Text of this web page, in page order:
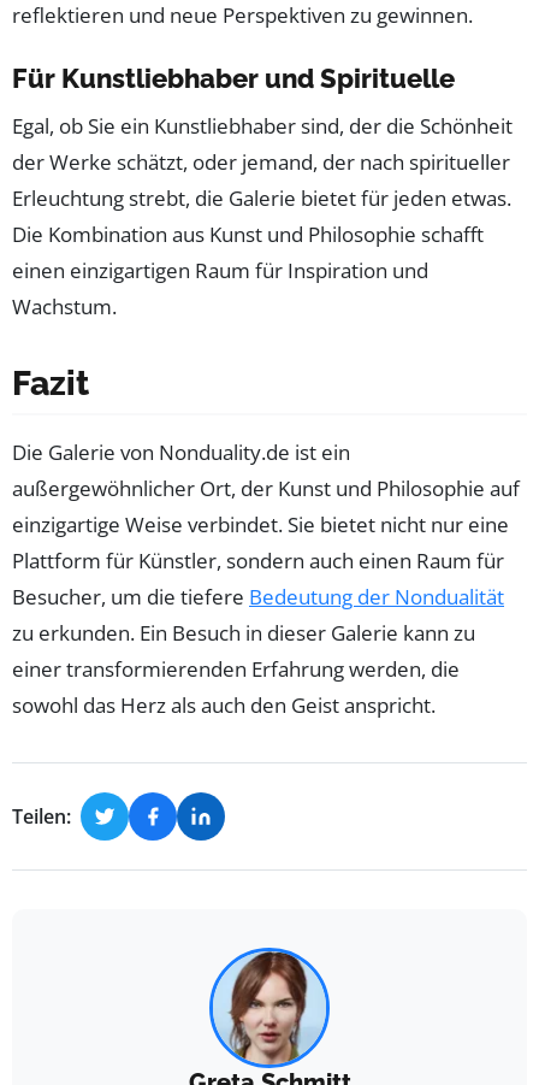
reflektieren und neue Perspektiven zu gewinnen.
Für Kunstliebhaber und Spirituelle
Egal, ob Sie ein Kunstliebhaber sind, der die Schönheit
der Werke schätzt, oder jemand, der nach spiritueller
Erleuchtung strebt, die Galerie bietet für jeden etwas.
Die Kombination aus Kunst und Philosophie schafft
einen einzigartigen Raum für Inspiration und
Wachstum.
Fazit
Die Galerie von Nonduality.de ist ein
außergewöhnlicher Ort, der Kunst und Philosophie auf
einzigartige Weise verbindet. Sie bietet nicht nur eine
Plattform für Künstler, sondern auch einen Raum für
Besucher, um die tiefere Bedeutung der Nondualität
zu erkunden. Ein Besuch in dieser Galerie kann zu
einer transformierenden Erfahrung werden, die
sowohl das Herz als auch den Geist anspricht.
Teilen: